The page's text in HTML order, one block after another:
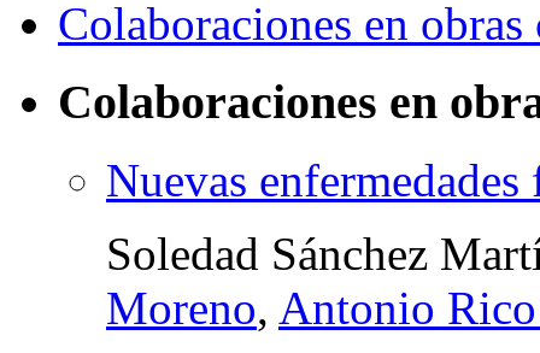
Colaboraciones en
Colaboraciones en
Nuevas
Soledad Sánchez
Moreno, Antonio